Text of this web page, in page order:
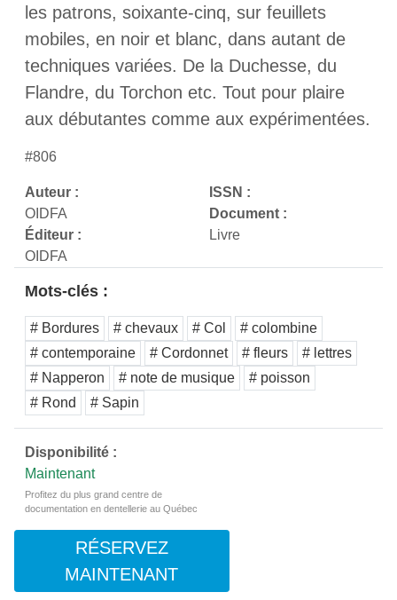
les patrons, soixante-cinq, sur feuillets
mobiles, en noir et blanc, dans autant de
techniques variées. De la Duchesse, du
Flandre, du Torchon etc. Tout pour plaire
aux débutantes comme aux expérimentées.
#806
Auteur :
OIDFA
Éditeur :
OIDFA
ISSN :
Document :
Livre
Mots-clés :
# Bordures # chevaux # Col
# colombine
# contemporaine
# Cordonnet # fleurs
# lettres
# Napperon
# note de musique
# poisson
# Rond
# Sapin
Disponibilité :
Maintenant
Profitez du plus grand centre de
documentation en dentellerie au Québec
RÉSERVEZ
MAINTENANT